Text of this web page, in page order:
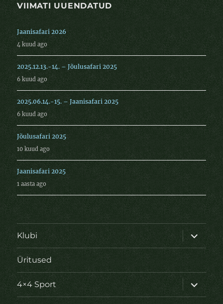
VIIMATI UUENDATUD
Jaanisafari 2026
4 kuud ago
2025.12.13.-14. – Jõulusafari 2025
6 kuud ago
2025.06.14.-15. – Jaanisafari 2025
6 kuud ago
Jõulusafari 2025
10 kuud ago
Jaanisafari 2025
1 aasta ago
Klubi
laienda
Üritused
4×4 Sport
laienda